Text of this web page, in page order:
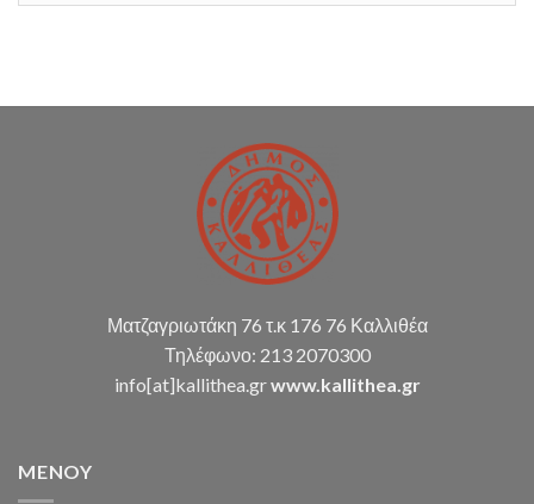
υποστήριξης
σύνταξη
καταστάσεων
κ.α.)
Ματζαγριωτάκη 76 τ.κ 176 76 Καλλιθέα
Τηλέφωνο: 213 2070300
info[at]kallithea.grwww.kallithea.gr
MENOY